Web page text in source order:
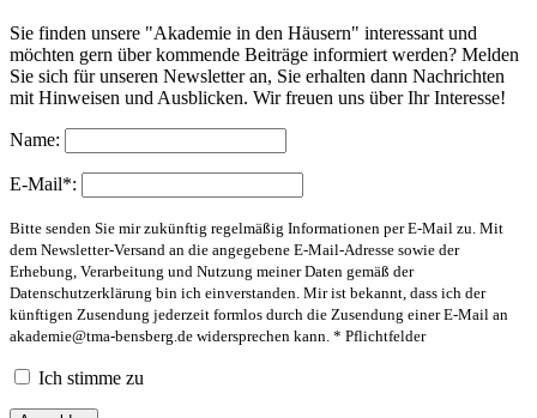
Sie finden unsere "Akademie in den Häusern" interessant und
möchten gern über kommende Beiträge informiert werden? Melden
Sie sich für unseren Newsletter an, Sie erhalten dann Nachrichten
mit Hinweisen und Ausblicken. Wir freuen uns über Ihr Interesse!
Name:
E-Mail*:
Bitte senden Sie mir zukünftig regelmäßig Informationen per E-Mail zu. Mit
dem Newsletter-Versand an die angegebene E-Mail-Adresse sowie der
Erhebung, Verarbeitung und Nutzung meiner Daten gemäß der
Datenschutzerklärung bin ich einverstanden. Mir ist bekannt, dass ich der
künftigen Zusendung jederzeit formlos durch die Zusendung einer E-Mail an
akademie@tma-bensberg.de widersprechen kann. * Pflichtfelder
Ich stimme zu